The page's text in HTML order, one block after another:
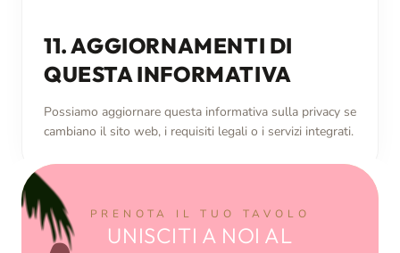
11. AGGIORNAMENTI DI
QUESTA INFORMATIVA
Possiamo aggiornare questa informativa sulla privacy se
cambiano il sito web, i requisiti legali o i servizi integrati.
PRENOTA IL TUO TAVOLO
UNISCITI A NOI AL